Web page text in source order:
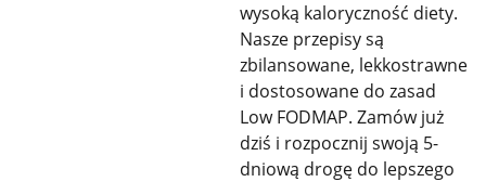
wysoką kaloryczność diety.
Nasze przepisy są
zbilansowane, lekkostrawne
i dostosowane do zasad
Low FODMAP. Zamów już
dziś i rozpocznij swoją 5-
dniową drogę do lepszego